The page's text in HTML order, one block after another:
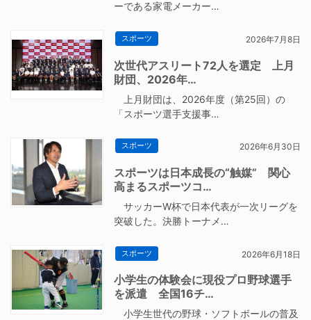
ーである家電メーカー…
スポーツ 2026年7月8日
次世代アスリート72人を選定 上月
財団、2026年…
上月財団は、2026年度（第25回）の
「スポーツ選手支援事…
スポーツ 2026年6月30日
スポーツは日本成長の“触媒” 関心
高まるスポーツコ…
サッカーW杯で日本代表が一次リーグを
突破した。決勝トーナメ…
スポーツ 2026年6月18日
小学生の体験会に現役プロ野球選手
を派遣 全国16チ…
小学生世代の野球・ソフトボールの普及